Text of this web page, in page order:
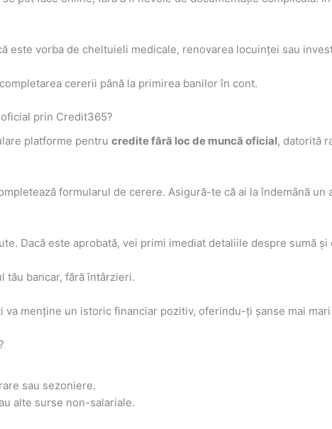
este vorba de cheltuieli medicale, renovarea locuinței sau
cererii până la primirea banilor în cont.
prin Credit365?
platforme pentru credite fără loc de muncă oficial, datorită
formularul de cerere. Asigură-te că ai la îndemână
Dacă este aprobată, vei primi imediat detaliile despre sumă și
tău bancar, fără întârzieri.
va menține un istoric financiar pozitiv, oferindu-ți șanse mai
sau sezoniere.
alte surse non-salariale.